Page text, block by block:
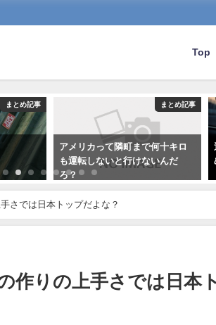
Top
まとめ記事 まとめ記事
アメリカって隣町まで何十キロ
も運転しないと行けないんだ
ろ？
さでは日本トップだよな？
作りの上手さでは日本